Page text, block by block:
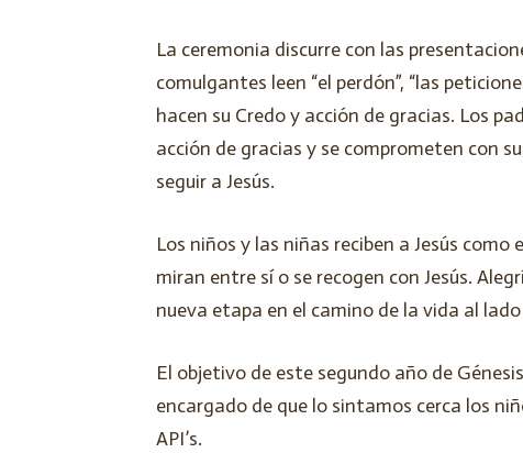
La ceremonia discurre con las
comulgantes leen “el perdón”, “las
hacen su Credo y acción de gracias. Los
acción de gracias y se comprometen con
seguir a Jesús.
Los niños y las niñas reciben a Jesús
miran entre sí o se recogen con Jesús.
nueva etapa en el camino de la vida al lado
El objetivo de este segundo año de
encargado de que lo sintamos cerca los
API’s.